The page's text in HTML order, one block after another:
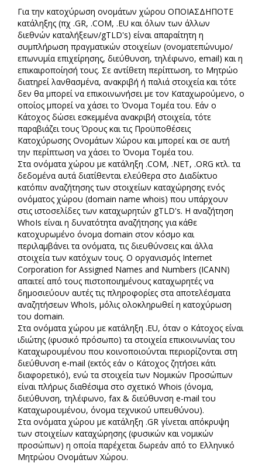
Για την κατοχύρωση ονομάτων χώρου ΟΠΟΙΑΣΔΗΠΟΤΕ
κατάληξης (πχ .GR, .COM, .EU και όλων των άλλων
διεθνών καταλήξεων/gTLD's) είναι απαραίτητη η
συμπλήρωση πραγματικών στοιχείων (ονοματεπώνυμο/
επωνυμία επιχείρησης, διεύθυνση, τηλέφωνο, email) και η
επικαιροποίησή τους. Σε αντίθετη περίπτωση, το Μητρώο
διατηρεί λανθασμένα, ανακριβή ή παλιά στοιχεία και τότε
δεν θα μπορεί να επικοινωνήσει με τον Καταχωρούμενο, ο
οποίος μπορεί να χάσει το Όνομα Τομέα του. Εάν ο
Κάτοχος δώσει εσκεμμένα ανακριβή στοιχεία, τότε
παραβιάζει τους Όρους και τις Προϋποθέσεις
Κατοχύρωσης Ονομάτων Χώρου και μπορεί και σε αυτή
την περίπτωση να χάσει το Όνομα Τομέα του.
Στα ονόματα χώρου με κατάληξη .COM, .NET, .ORG κτλ. τα
δεδομένα αυτά διατίθενται ελεύθερα στο Διαδίκτυο
κατόπιν αναζήτησης των στοιχείων καταχώρησης ενός
ονόματος χώρου (domain name whois) που υπάρχουν
στις ιστοσελίδες των καταχωρητών gTLD's. H αναζήτηση
WhoIs είναι η δυνατότητα αναζήτησης για κάθε
κατοχυρωμένο όνομα domain στον κόσμο και
περιλαμβάνει τα ονόματα, τις διευθύνσεις και άλλα
στοιχεία των κατόχων τους. Ο οργανισμός Internet
Corporation for Assigned Names and Numbers (ICANN)
απαιτεί από τους πιστοποιημένους καταχωρητές να
δημοσιεύουν αυτές τις πληροφορίες στα αποτελέσματα
αναζητήσεων WhoIs, μόλις ολοκληρωθεί η κατοχύρωση
του domain.
Στα ονόματα χώρου με κατάληξη .EU, όταν ο Κάτοχος είναι
ιδιώτης (φυσικό πρόσωπο) τα στοιχεία επικοινωνίας του
Καταχωρουμένου που κοινοποιούνται περιορίζονται στη
διεύθυνση e-mail (εκτός εάν ο Κάτοχος ζητήσει κάτι
διαφορετικό), ενώ τα στοιχεία των Νομικών Προσώπων
είναι πλήρως διαθέσιμα στο σχετικό Whois (όνομα,
διεύθυνση, τηλέφωνο, fax & διεύθυνση e-mail του
Καταχωρουμένου, όνομα τεχνικού υπευθύνου).
Στα ονόματα χώρου με κατάληξη .GR γίνεται απόκρυψη
των στοιχείων καταχώρησης (φυσικών και νομικών
προσώπων) η οποία παρέχεται δωρεάν από το Ελληνικό
Μητρώου Ονομάτων Χώρου.